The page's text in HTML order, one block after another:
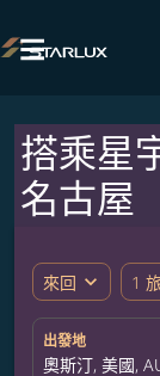

搭乘星
名古屋
來回 expand_more 1
出發地
奧斯汀, 美國,